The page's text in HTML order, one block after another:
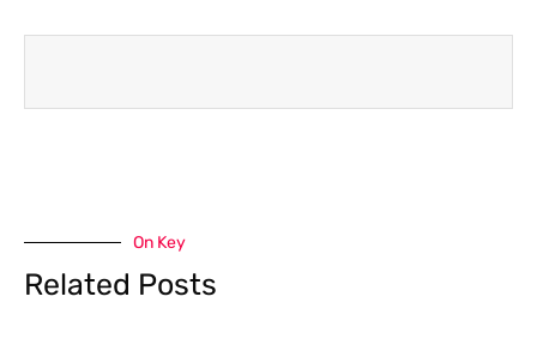
On Key
Related Posts